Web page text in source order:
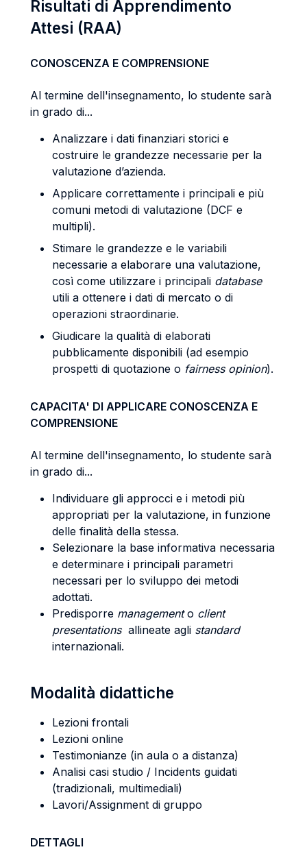
Risultati di Apprendimento
Attesi (RAA)
CONOSCENZA E COMPRENSIONE
Al termine dell'insegnamento, lo studente sarà
in grado di...
Analizzare i dati finanziari storici e
costruire le grandezze necessarie per la
valutazione d’azienda.
Applicare correttamente i principali e più
comuni metodi di valutazione (DCF e
multipli).
Stimare le grandezze e le variabili
necessarie a elaborare una valutazione,
così come utilizzare i principali database
utili a ottenere i dati di mercato o di
operazioni straordinarie.
Giudicare la qualità di elaborati
pubblicamente disponibili (ad esempio
prospetti di quotazione o fairness opinion).
CAPACITA' DI APPLICARE CONOSCENZA E
COMPRENSIONE
Al termine dell'insegnamento, lo studente sarà
in grado di...
Individuare gli approcci e i metodi più
appropriati per la valutazione, in funzione
delle finalità della stessa.
Selezionare la base informativa necessaria
e determinare i principali parametri
necessari per lo sviluppo dei metodi
adottati.
Predisporre managemento client
presentations allineate agli standard
internazionali.
Modalità didattiche
Lezioni frontali
Lezioni online
Testimonianze (in aula o a distanza)
Analisi casi studio / Incidents guidati
(tradizionali, multimediali)
Lavori/Assignment di gruppo
DETTAGLI